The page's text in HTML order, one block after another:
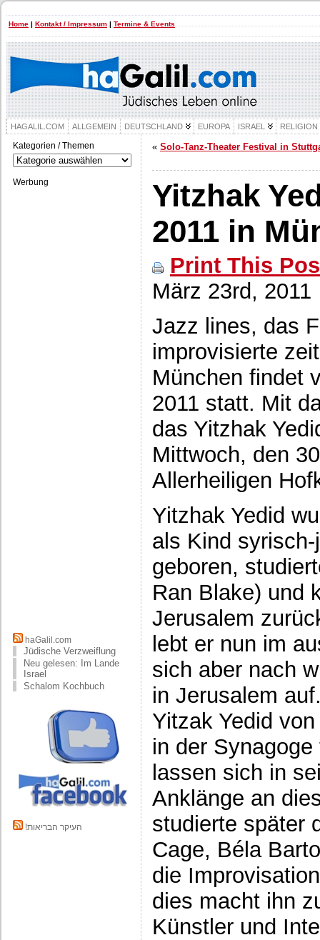
Home | Kontakt / Impressum | Termine & Events
HAGALIL.COM ALLGEMEIN DEUTSCHLAND EUROPA ISRAEL RELIGION
Kategorien / Themen
Kategorien
/
Themen
Werbung
haGalil.com
Jüdische Verzweiflung
Neu gelesen: Im Lande
Israel
Schalom Kochbuch
!העיקר הבריאות
« Solo-Tanz-Theater Festival in
Yitzhak
2011 in
Print This
März 23rd, 2011
Jazz lines, das
improvisierte
München findet
2011 statt. Mit
das Yitzhak
Mittwoch, den
Allerheiligen
Yitzhak Yedid
als Kind
geboren,
Ran Blake) und
Jerusalem
lebt er nun im
sich aber nach
in Jerusalem
Yitzak Yedid
in der
lassen sich in
Anklänge an
studierte später
Cage, Béla
die
dies macht ihn
Künstler und